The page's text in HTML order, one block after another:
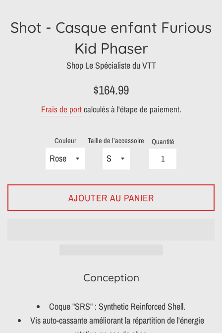
Shot - Casque enfant Furious
Kid Phaser
Shop Le Spécialiste du VTT
Prix
$164.99
Frais de portcalculés à l'étape de paiement.
Couleur Taille de l’accessoire Quantité
AJOUTER AU PANIER
Conception
Coque "SRS" : Synthetic Reinforced Shell.
Vis auto-cassante améliorant la répartition de l'énergie